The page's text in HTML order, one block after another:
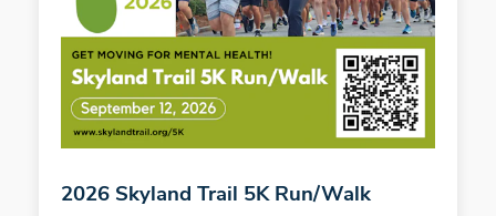
2026 Skyland Trail 5K Run/Walk